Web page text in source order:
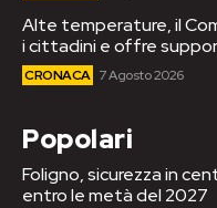
Alte temperature, il
i cittadini e offre
CRONACA 7 Agosto 2026
Popolari
Foligno, sicurezza in
entro le metà del 2027